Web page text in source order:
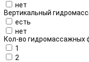
нет
Вертикальный
есть
нет
Кол-во гидромассажных
1
2